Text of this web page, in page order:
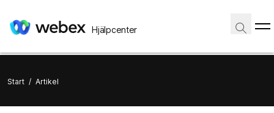
Hjälpcenter
Start / Artikel